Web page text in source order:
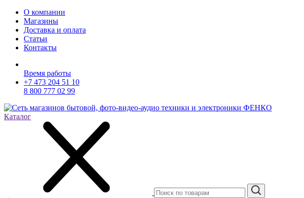
О компании
Магазины
Доставка и оплата
Статьи
Контакты
Время работы
+7 473 204 51 10
8 800 777 02 99
Каталог